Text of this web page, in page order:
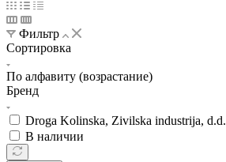
Фильтр
Сортировка
По алфавиту (возрастание)
Бренд
Droga Kolinska, Zivilska industrija, d.d.
В наличии